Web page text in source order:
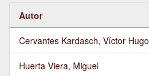
Autor
Cervantes Kardasch, Víctor Hugo
Huerta Viera, Miguel